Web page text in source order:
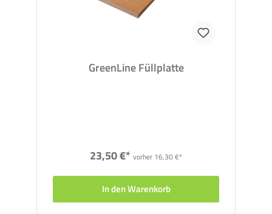
hochwärmeleitenden Mineralplatten werden auf einer
Trennfolie im schleppenden Verband verlegt und an den
Stoßkanten mit dem Epoxi-Kleber verklebt. Nach einer
Bodenbelag verlegt werden.
an den Stoßkanten verklebt.
Bitte beachten Sie:Die Sparpakete sind unteilbare Pakete,
eine Rückgabe einzelner Komponenten ist nicht möglich.
GreenLine Füllplatte
23,50 €* vorher 16,30 €*
In den Warenkorb